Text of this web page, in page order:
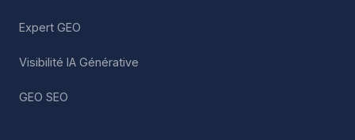
Expert GEO
Visibilité IA Générative
GEO SEO